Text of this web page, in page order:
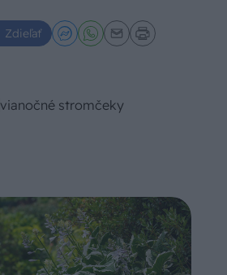
Zdieľať
vianočné stromčeky